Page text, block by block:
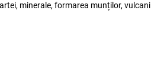
minerale, formarea munților, vulcani